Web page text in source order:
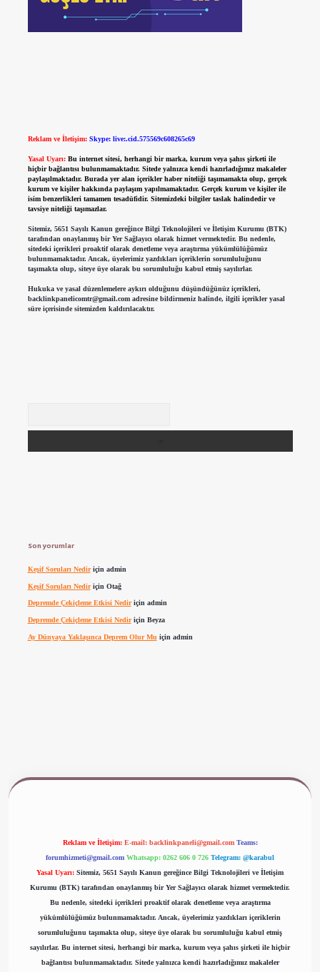
Reklam ve İletişim: Skype: live:.cid.575569c608265c69
Yasal Uyarı: Bu internet sitesi, herhangi bir marka, kurum veya şahıs şirketi ile
hiçbir bağlantısı bulunmamaktadır. Sitede yalnızca kendi hazırladığımız makaleler
paylaşılmaktadır. Burada yer alan içerikler haber niteliği taşımamakta olup, gerçek
kurum ve kişiler hakkında paylaşım yapılmamaktadır. Gerçek kurum ve kişiler ile
isim benzerlikleri tamamen tesadüfidir. Sitemizdeki bilgiler taslak halindedir ve
tavsiye niteliği taşımazlar.
Sitemiz, 5651 Sayılı Kanun gereğince Bilgi Teknolojileri ve İletişim Kurumu (BTK)
tarafından onaylanmış bir Yer Sağlayıcı olarak hizmet vermektedir. Bu nedenle,
sitedeki içerikleri proaktif olarak denetleme veya araştırma yükümlülüğümüz
bulunmamaktadır. Ancak, üyelerimiz yazdıkları içeriklerin sorumluluğunu
taşımakta olup, siteye üye olarak bu sorumluluğu kabul etmiş sayılırlar.
Hukuka ve yasal düzenlemelere aykırı olduğunu düşündüğünüz içerikleri,
backlinkpanelicomtr@gmail.comadresine bildirmeniz halinde, ilgili içerikler yasal
süre içerisinde sitemizden kaldırılacaktır.
Son yorumlar
Keşif Soruları Nediriçin admin
Keşif Soruları Nediriçin Otağ
Depremde Çekiçleme Etkisi Nediriçin admin
Depremde Çekiçleme Etkisi Nediriçin Beyza
Ay Dünyaya Yaklaşınca Deprem Olur Mu için admin
Reklam ve İletişim: E-mail: backlinkpaneli@gmail.com Teams:
forumhizmeti@gmail.com Whatsapp: 0262 606 0 726 Telegram: @karabul
Yasal Uyarı: Sitemiz, 5651 Sayılı Kanun gereğince Bilgi Teknolojileri ve İletişim
Kurumu (BTK) tarafından onaylanmış bir Yer Sağlayıcı olarak hizmet vermektedir.
Bu nedenle, sitedeki içerikleri proaktif olarak denetleme veya araştırma
yükümlülüğümüz bulunmamaktadır. Ancak, üyelerimiz yazdıkları içeriklerin
sorumluluğunu taşımakta olup, siteye üye olarak bu sorumluluğu kabul etmiş
sayılırlar. Bu internet sitesi, herhangi bir marka, kurum veya şahıs şirketi ile hiçbir
bağlantısı bulunmamaktadır. Sitede yalnızca kendi hazırladığımız makaleler